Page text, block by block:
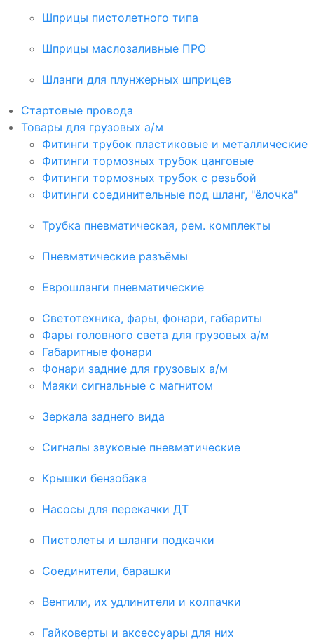
Шприцы пистолетного типа
Шприцы маслозаливные ПРО
Шланги для плунжерных шприцев
Стартовые провода
Товары для грузовых а/м
Фитинги трубок пластиковые и металлические
Фитинги тормозных трубок цанговые
Фитинги тормозных трубок с резьбой
Фитинги соединительные под шланг, "ёлочка"
Трубка пневматическая, рем. комплекты
Пневматические разъёмы
Еврошланги пневматические
Светотехника, фары, фонари, габариты
Фары головного света для грузовых а/м
Габаритные фонари
Фонари задние для грузовых а/м
Маяки сигнальные с магнитом
Зеркала заднего вида
Сигналы звуковые пневматические
Крышки бензобака
Насосы для перекачки ДТ
Пистолеты и шланги подкачки
Соединители, барашки
Вентили, их удлинители и колпачки
Гайковерты и аксессуары для них